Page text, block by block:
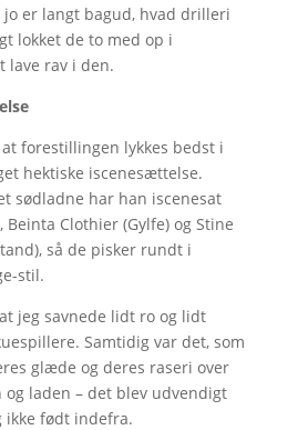
jo er langt bagud, hvad drilleri
lokket de to med op i
lave rav i den.
forestillingen lykkes bedst i
hektiske iscenesættelse.
sødladne har han iscenesat
Beinta Clothier (Gylfe) og Stine
så de pisker rundt i
stil.
jeg savnede lidt ro og lidt
Samtidig var det, som
glæde og deres raseri over
og laden – det blev udvendigt
ikke født indefra.